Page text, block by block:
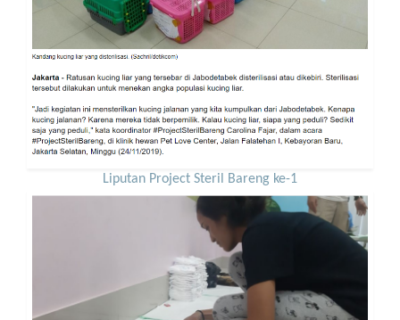
Liputan Project Steril Bareng ke-1